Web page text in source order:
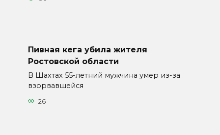
Пивная кега убила жителя
Ростовской области
В Шахтах 55-летний мужчина умер из-за
взорвавшейся
26